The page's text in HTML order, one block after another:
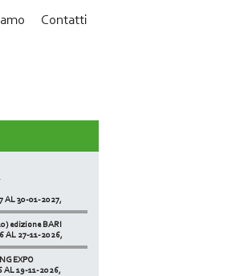
Contatti
edizione BOLOGNA
AL 30-01-2027,
edizione BARI
AL 27-11-2026,
EXPO
AL 19-11-2026,